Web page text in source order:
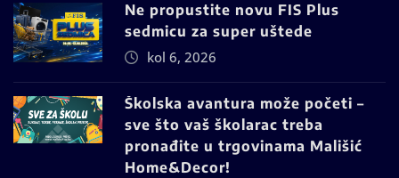
Ne propustite novu FIS Plus
sedmicu za super uštede
kol 6, 2026
Školska avantura može početi –
sve što vaš školarac treba
pronađite u trgovinama Mališić
Home&Decor!